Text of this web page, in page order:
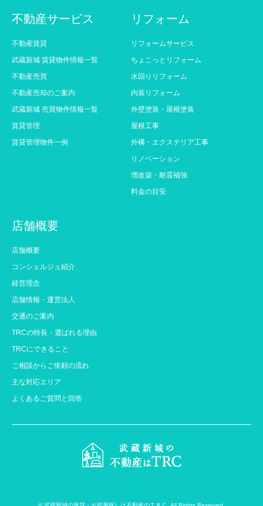
不動産サービス
不動産賃貸
武蔵新城 賃貸物件情報一覧
不動産売買
不動産売却のご案内
武蔵新城 売買物件情報一覧
賃貸管理
賃貸管理物件一例
リフォーム
リフォームサービス
ちょこっとリフォーム
水回りリフォーム
内装リフォーム
外壁塗装・屋根塗装
屋根工事
外構・エクステリア工事
リノベーション
増改築・耐震補強
料金の目安
店舗概要
店舗概要
コンシェルジュ紹介
経営理念
店舗情報・運営法人
交通のご案内
TRCの特長・選ばれる理由
TRCにできること
ご相談からご依頼の流れ
主な対応エリア
よくあるご質問と回答